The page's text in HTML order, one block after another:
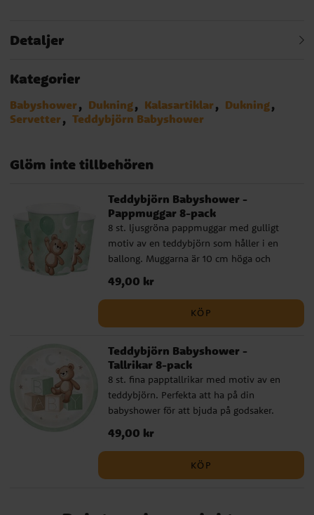
Detaljer
Kategorier
Babyshower Dukning Kalasartiklar
Dukning
Servetter
Teddybjörn Babyshower
Glöm inte tillbehören
Teddybjörn Babyshower -
Pappmuggar 8-pack
8 st. ljusgröna pappmuggar med gulligt
motiv av en teddybjörn som håller i en
ballong. Muggarna är 10 cm höga och
rymmer 266 ml.
Pris :49,00 kr
49,00 kr
KÖP
Teddybjörn Babyshower -
Tallrikar 8-pack
8 st. fina papptallrikar med motiv av en
teddybjörn. Perfekta att ha på din
babyshower för att bjuda på godsaker.
Tallrikarna är 23 cm i diameter.
Pris :49,00 kr
49,00 kr
KÖP